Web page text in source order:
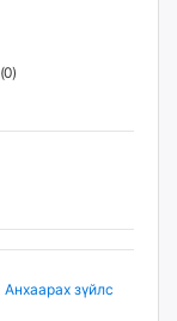
Үзэн ядмаар (0)
Анхаарах зүйлс